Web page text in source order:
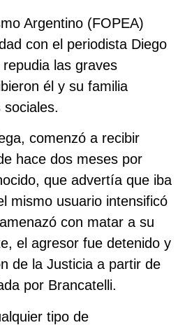
Argentino (FOPEA)
con el periodista Diego
las graves
él y su familia
comenzó a recibir
hace dos meses por
que advertía que iba
mismo usuario intensificó
con matar a su
el agresor fue detenido y
de la Justicia a partir de
por Brancatelli.
tipo de